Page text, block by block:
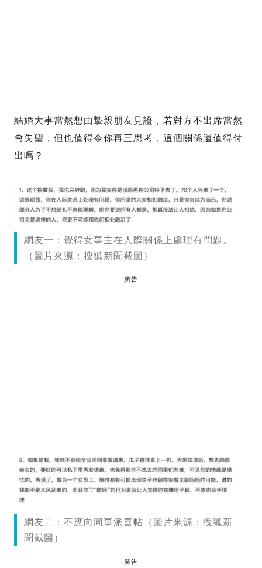
結婚大事當然想由摯親朋友見證，若對方不出席當然
會失望，但也值得令你再三思考，這個關係還值得付
出嗎？
網友一：覺得女事主在人際關係上處理有問題。
（圖片來源：搜狐新聞截圖）
廣告
網友二：不應向同事派喜帖（圖片來源：搜狐新
聞截圖）
廣告